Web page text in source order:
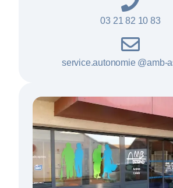
03 21 82 10 83
service.autonomie @amb-